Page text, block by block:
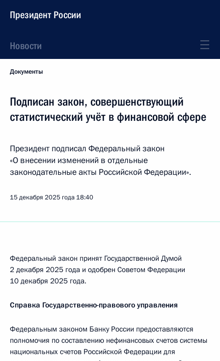
Президент России
Новости
Документы
Подписан закон, совершенствующий
статистический учёт в финансовой сфере
Президент подписал Федеральный закон
«О внесении изменений в отдельные
законодательные акты Российской Федерации».
15 декабря 2025 года 18:40
Федеральный закон принят Государственной Думой
2 декабря 2025 года и одобрен Советом Федерации
10 декабря 2025 года.
Справка Государственно-правового управления
Федеральным законом Банку России предоставляются
полномочия по составлению нефинансовых счетов системы
национальных счетов Российской Федерации для